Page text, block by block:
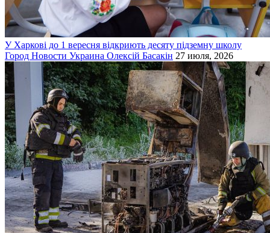
У Харкові до 1 вересня відкриють десяту підземну школу
Город Новости Украина Олексій Басакін 27 июля, 2026